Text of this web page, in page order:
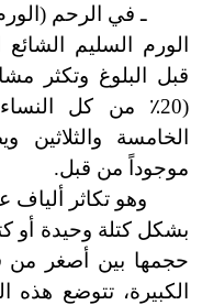
ـ في الرحم
الورم السليم
قبل البلوغ وتكثر
(20
٪ من كل
الخامسة
موجوداً من قبل.
وهو تكاثر ألياف
بشكل كتلة وحيدة أو
حجمها بين أصغر من
الكبيرة، تتوضع هذه